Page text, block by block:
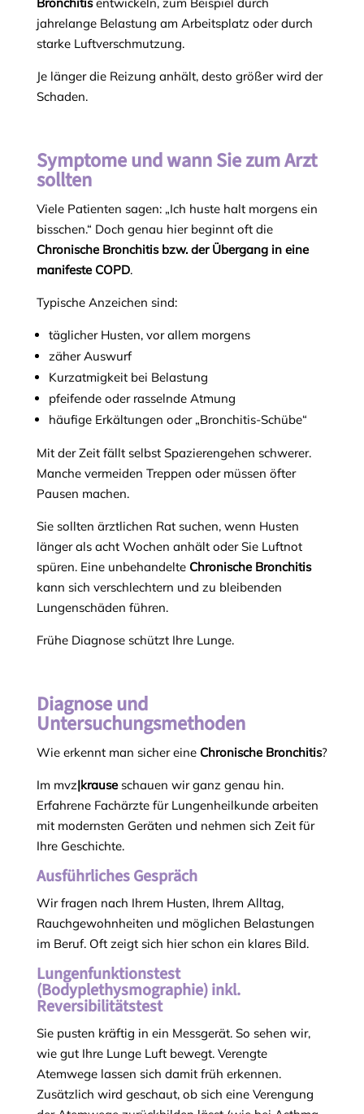
jahrelange Belastung am Arbeitsplatz oder durch
starke Luftverschmutzung.
Je länger die Reizung anhält, desto größer wird der
Schaden.
Symptome und wann Sie zum Arzt
sollten
Viele Patienten sagen: „Ich huste halt morgens ein
bisschen.“ Doch genau hier beginnt oft die
Chronische Bronchitis bzw. der Übergang in eine
manifeste COPD.
Typische Anzeichen sind:
täglicher Husten, vor allem morgens
zäher Auswurf
Kurzatmigkeit bei Belastung
pfeifende oder rasselnde Atmung
häufige Erkältungen oder „Bronchitis-Schübe“
Mit der Zeit fällt selbst Spazierengehen schwerer.
Manche vermeiden Treppen oder müssen öfter
Pausen machen.
Sie sollten ärztlichen Rat suchen, wenn Husten
länger als acht Wochen anhält oder Sie Luftnot
spüren. Eine unbehandelte Chronische Bronchitis
kann sich verschlechtern und zu bleibenden
Lungenschäden führen.
Frühe Diagnose schützt Ihre Lunge.
Diagnose und
Untersuchungsmethoden
Wie erkennt man sicher eine Chronische Bronchitis?
Im mvz|krauseschauen wir ganz genau hin.
Erfahrene Fachärzte für Lungenheilkunde arbeiten
mit modernsten Geräten und nehmen sich Zeit für
Ihre Geschichte.
Ausführliches Gespräch
Wir fragen nach Ihrem Husten, Ihrem Alltag,
Rauchgewohnheiten und möglichen Belastungen
im Beruf. Oft zeigt sich hier schon ein klares Bild.
Lungenfunktionstest
(Bodyplethysmographie) inkl.
Reversibilitätstest
Sie pusten kräftig in ein Messgerät. So sehen wir,
wie gut Ihre Lunge Luft bewegt. Verengte
Atemwege lassen sich damit früh erkennen.
Zusätzlich wird geschaut, ob sich eine Verengung